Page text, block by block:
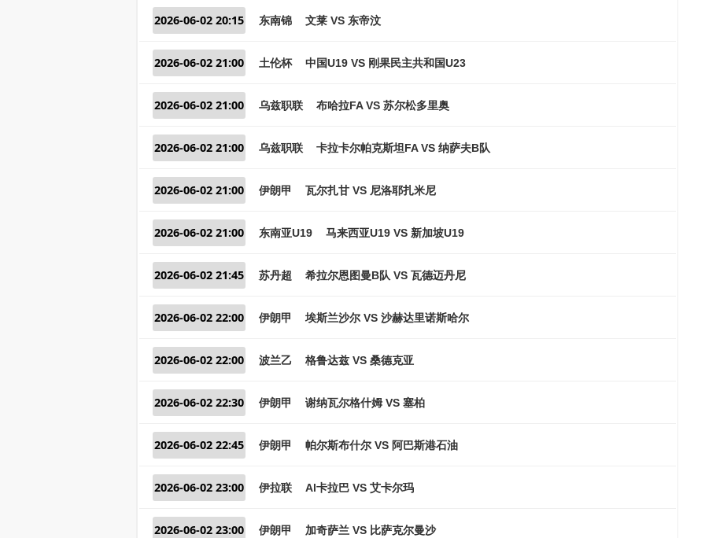
2026-06-02 20:15 东南锦 文莱 VS 东帝汶
2026-06-02 21:00 土伦杯 中国U19 VS 刚果民主共和国U23
2026-06-02 21:00 乌兹职联 布哈拉FA VS 苏尔松多里奥
2026-06-02 21:00 乌兹职联 卡拉卡尔帕克斯坦FA VS 纳萨夫B队
2026-06-02 21:00 伊朗甲 瓦尔扎甘 VS 尼洛耶扎米尼
2026-06-02 21:00 东南亚U19 马来西亚U19 VS 新加坡U19
2026-06-02 21:45 苏丹超 希拉尔恩图曼B队 VS 瓦德迈丹尼
2026-06-02 22:00 伊朗甲 埃斯兰沙尔 VS 沙赫达里诺斯哈尔
2026-06-02 22:00 波兰乙 格鲁达兹 VS 桑德克亚
2026-06-02 22:30 伊朗甲 谢纳瓦尔格什姆 VS 塞柏
2026-06-02 22:45 伊朗甲 帕尔斯布什尔 VS 阿巴斯港石油
2026-06-02 23:00 伊拉联 Al卡拉巴 VS 艾卡尔玛
2026-06-02 23:00 伊朗甲 加奇萨兰 VS 比萨克尔曼沙